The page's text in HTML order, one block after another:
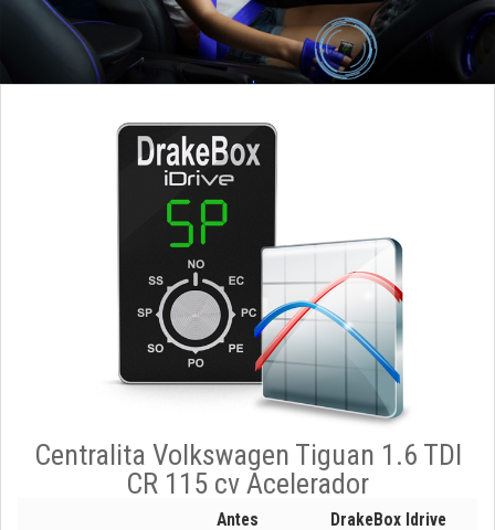
Centralita Volkswagen Tiguan 1.6 TDI
CR 115 cv Acelerador
Antes DrakeBox Idrive